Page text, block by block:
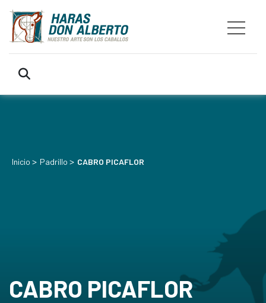
Inicio > Padrillo > CABRO PICAFLOR
CABRO PICAFLOR